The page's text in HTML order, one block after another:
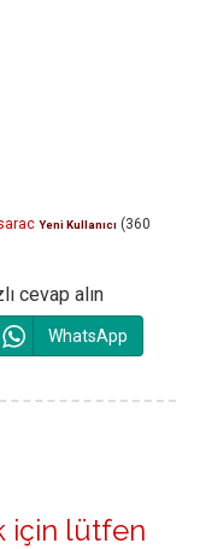
Yeni Kullanıcı (360
cevap alın
WhatsApp
için lütfen